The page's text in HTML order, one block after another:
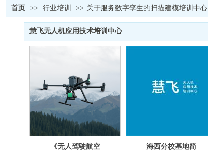
首页 >> 行业培训 >> 关于服务数字孪生的扫描建模培训中心
慧飞无人机应用技术培训中心
《无人驾驶航空
海西分校基地简